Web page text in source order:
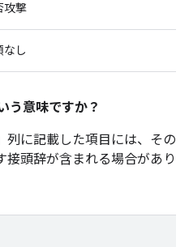
攻撃
なし
う意味ですか？
列に記載した項目には、その
頭辞が含まれる場合があり